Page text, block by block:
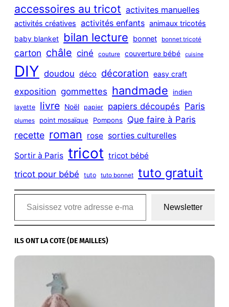
c
h
accessoires au tricot activites manuelles
activités créatives activités enfants animaux tricotés
baby blanket bilan lecture bonnet bonnet tricoté
carton châle ciné couture couverture bébé cuisine
DIY doudou déco décoration easy craft
exposition gommettes handmade indien
layette livre Noël papier papiers découpés Paris
plumes point mosaïque Pompons Que faire à Paris
recette roman rose sorties culturelles
Sortir à Paris tricot tricot bébé
tricot pour bébé tuto tuto bonnet tuto gratuit
Saisissez votre adresse e-mail…
Newsletter
ILS ONT LA COTE (DE MAILLES)